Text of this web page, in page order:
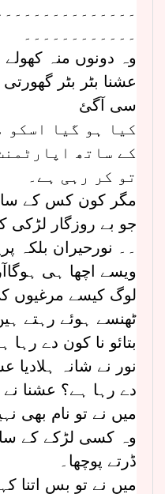
۔۔۔۔۔۔۔۔۔۔۔۔
وہ دونوں منہ
عشنا بٹر بٹر
سی آگئ
کیا ہو گیا اسکو
کے ساتھ
تو کر رہی ہے۔
مگر کون کس کے
جو بے روزگار لڑکی
۔۔ نورحیران بلکہ
ویسے اچھا ہی
لوگ کیسے مرغیوں
ٹھنسے ہوئے رہتے
بتائو نا کون دے
نور نے شانہ ہلادیا
دے رہا ہے؟ عشنا نے
میں نے تو نام بھی
وہ کسی لڑکے کے
ڈرتے پوچھا۔
میں نے تو بس اتنا